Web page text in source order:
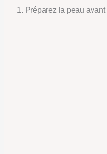
1. Préparez la peau